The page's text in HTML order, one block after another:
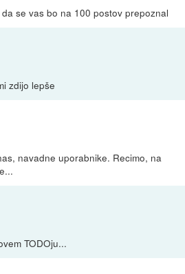
se vas bo na 100 postov prepoznal
zdijo lepše
navadne uporabnike. Recimo, na
TODOju...